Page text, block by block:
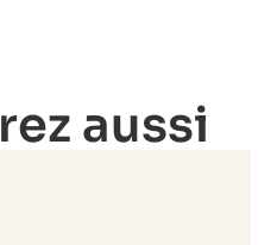
aussi